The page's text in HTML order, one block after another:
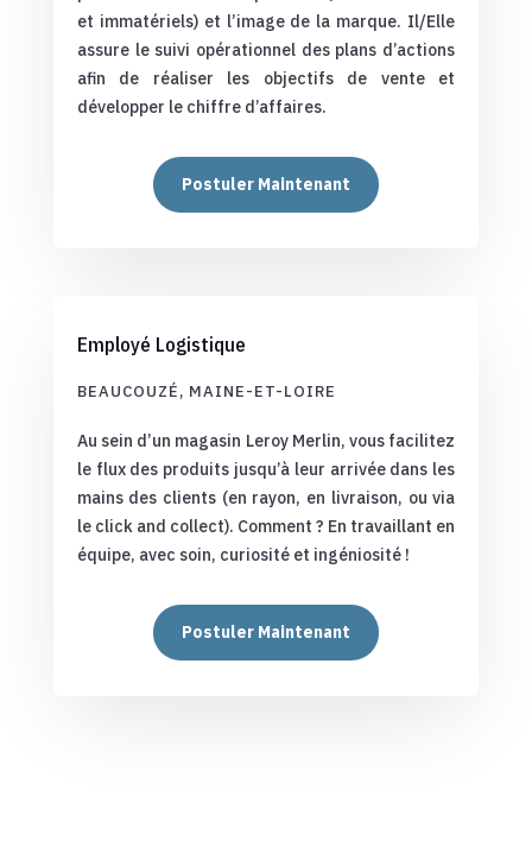
et immatériels) et l’image de la marque. Il/Elle
assure le suivi opérationnel des plans d’actions
afin de réaliser les objectifs de vente et
développer le chiffre d’affaires.
Postuler Maintenant
Employé Logistique
BEAUCOUZÉ, MAINE-ET-LOIRE
Au sein d’un magasin Leroy Merlin, vous facilitez
le flux des produits jusqu’à leur arrivée dans les
mains des clients (en rayon, en livraison, ou via
le click and collect). Comment ? En travaillant en
équipe, avec soin, curiosité et ingéniosité !
Postuler Maintenant